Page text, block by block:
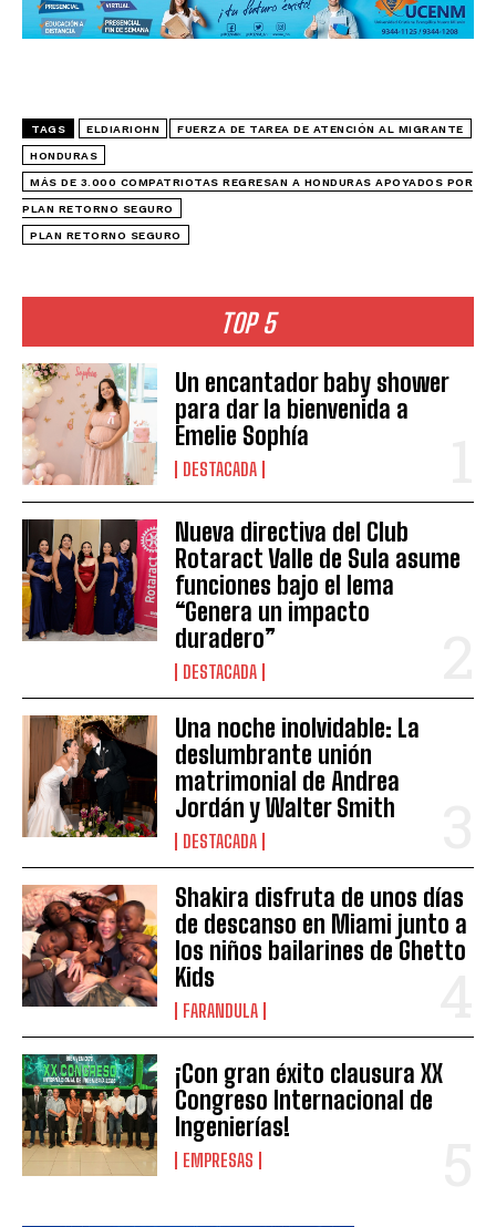
TOP 5
Un encantador baby shower
para dar la bienvenida a
Emelie Sophía
DESTACADA
Nueva directiva del Club
Rotaract Valle de Sula asume
funciones bajo el lema
“Genera un impacto
duradero”
DESTACADA
Una noche inolvidable: La
deslumbrante unión
matrimonial de Andrea
Jordán y Walter Smith
DESTACADA
Shakira disfruta de unos días
de descanso en Miami junto a
los niños bailarines de Ghetto
Kids
FARANDULA
¡Con gran éxito clausura XX
Congreso Internacional de
Ingenierías!
EMPRESAS
TAGS ELDIARIOHN FUERZA DE TAREA DE ATENCIÓN AL MIGRANTE
HONDURAS
MÁS DE 3.000 COMPATRIOTAS REGRESAN A HONDURAS APOYADOS POR
PLAN RETORNO SEGURO
PLAN RETORNO SEGURO